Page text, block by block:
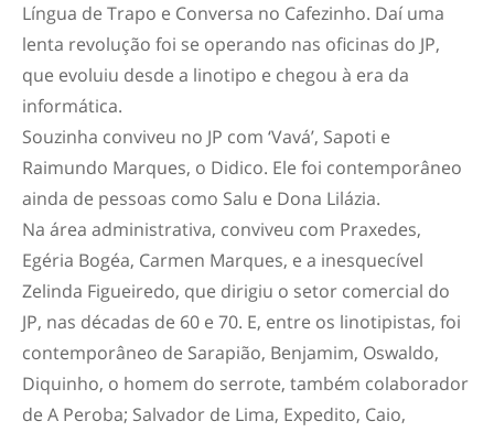
Língua de Trapo e Conversa no Cafezinho. Daí uma
lenta revolução foi se operando nas oficinas do JP,
que evoluiu desde a linotipo e chegou à era da
informática.
Souzinha conviveu no JP com ‘Vavá’, Sapoti e
Raimundo Marques, o Didico. Ele foi contemporâneo
ainda de pessoas como Salu e Dona Lilázia.
Na área administrativa, conviveu com Praxedes,
Egéria Bogéa, Carmen Marques, e a inesquecível
Zelinda Figueiredo, que dirigiu o setor comercial do
JP, nas décadas de 60 e 70. E, entre os linotipistas, foi
contemporâneo de Sarapião, Benjamim, Oswaldo,
Diquinho, o homem do serrote, também colaborador
de A Peroba; Salvador de Lima, Expedito, Caio,